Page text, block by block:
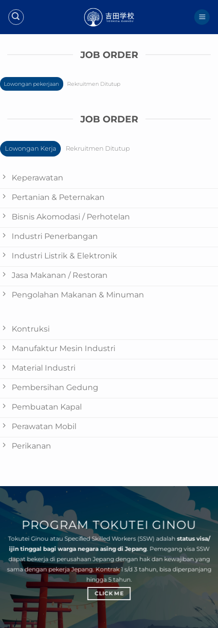
JOB ORDER
Lowongan pekerjaan Rekruitmen Ditutup
JOB ORDER
Lowongan Kerja Rekruitmen Ditutup
Keperawatan
Pertanian & Peternakan
Bisnis Akomodasi / Perhotelan
Industri Penerbangan
Industri Listrik & Elektronik
Jasa Makanan / Restoran
Pengolahan Makanan & Minuman
Kontruksi
Manufaktur Mesin Industri
Material Industri
Pembersihan Gedung
Pembuatan Kapal
Perawatan Mobil
Perikanan
PROGRAM TOKUTEI GINOU
Tokutei Ginou atau Speciﬁed Skilled Workers (SSW) adalah status visa/
ijin tinggal bagi warga negara asing di Jepang. Pemegang visa SSW
dapat bekerja di perusahaan Jepang dengan hak dan kewajiban yang
sama dengan pekerja Jepang. Kontrak 1 s/d 3 tahun, bisa diperpanjang
hingga 5 tahun.
CLICK ME